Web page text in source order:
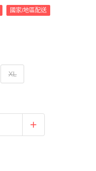
國家/地區配送
XL